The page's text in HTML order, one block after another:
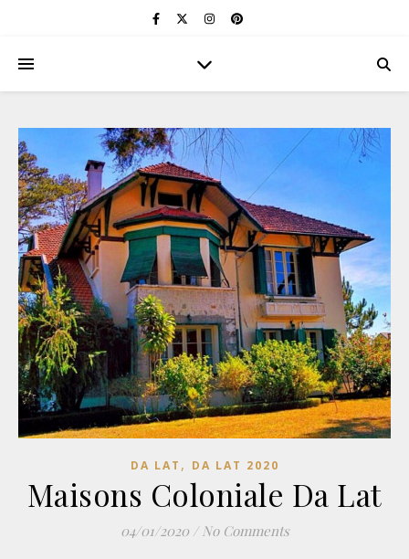
DA LAT , DA LAT 2020
Maisons Coloniale Da Lat
04/01/2020 / No Comments